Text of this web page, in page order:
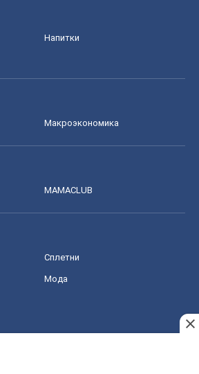
Напитки
Mакроэкономика
MAMACLUB
Сплетни
Мода